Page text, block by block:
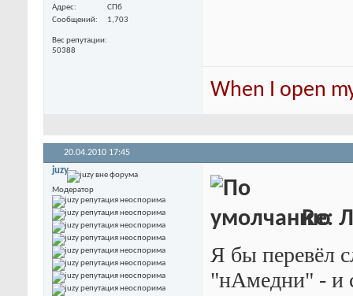
Адрес
СПб
Сообщений
1,703
Вес репутации
50388
When I open
20.04.2010 17:45
juzy
Модератор
Re:
Я бы перевёл
"нАмедни" - и